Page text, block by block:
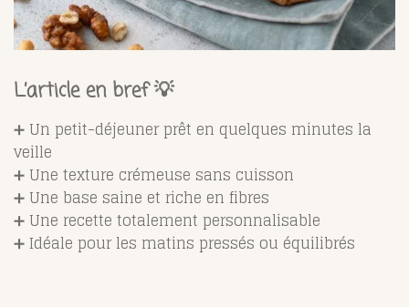
L’article en bref 💡
➕ Un petit-déjeuner prêt en quelques minutes la
veille
➕ Une texture crémeuse sans cuisson
➕ Une base saine et riche en fibres
➕ Une recette totalement personnalisable
➕ Idéale pour les matins pressés ou équilibrés